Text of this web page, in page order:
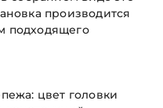
производится
подходящего
цвет головки